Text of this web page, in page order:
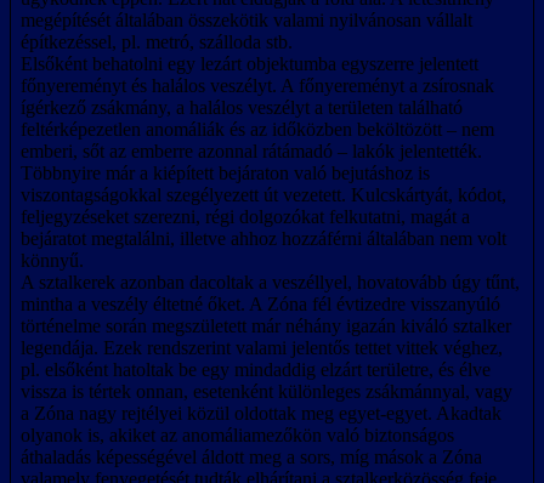
megépítését általában összekötik valami nyilvánosan vállalt
építkezéssel, pl. metró, szálloda stb.
Elsőként behatolni egy lezárt objektumba egyszerre jelentett
főnyereményt és halálos veszélyt. A főnyereményt a zsírosnak
ígérkező zsákmány, a halálos veszélyt a területen található
feltérképezetlen anomáliák és az időközben beköltözött – nem
emberi, sőt az emberre azonnal rátámadó – lakók jelentették.
Többnyire már a kiépített bejáraton való bejutáshoz is
viszontagságokkal szegélyezett út vezetett. Kulcskártyát, kódot,
feljegyzéseket szerezni, régi dolgozókat felkutatni, magát a
bejáratot megtalálni, illetve ahhoz hozzáférni általában nem volt
könnyű.
A sztalkerek azonban dacoltak a veszéllyel, hovatovább úgy tűnt,
mintha a veszély éltetné őket. A Zóna fél évtizedre visszanyúló
történelme során megszületett már néhány igazán kiváló sztalker
legendája. Ezek rendszerint valami jelentős tettet vittek véghez,
pl. elsőként hatoltak be egy mindaddig elzárt területre, és élve
vissza is tértek onnan, esetenként különleges zsákmánnyal, vagy
a Zóna nagy rejtélyei közül oldottak meg egyet-egyet. Akadtak
olyanok is, akiket az anomáliamezőkön való biztonságos
áthaladás képességével áldott meg a sors, míg mások a Zóna